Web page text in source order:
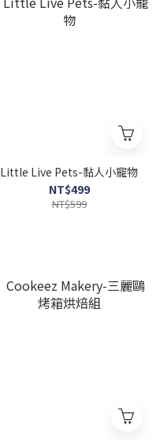
Little Live Pets-黏人小寵物
NT$499
NT$599